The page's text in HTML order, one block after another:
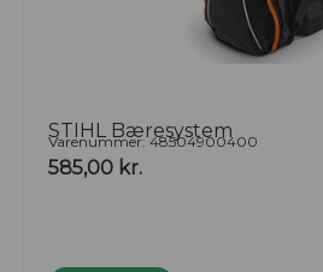
STIHL Bæresystem
Varenummer: 48504900400
585,00 kr.